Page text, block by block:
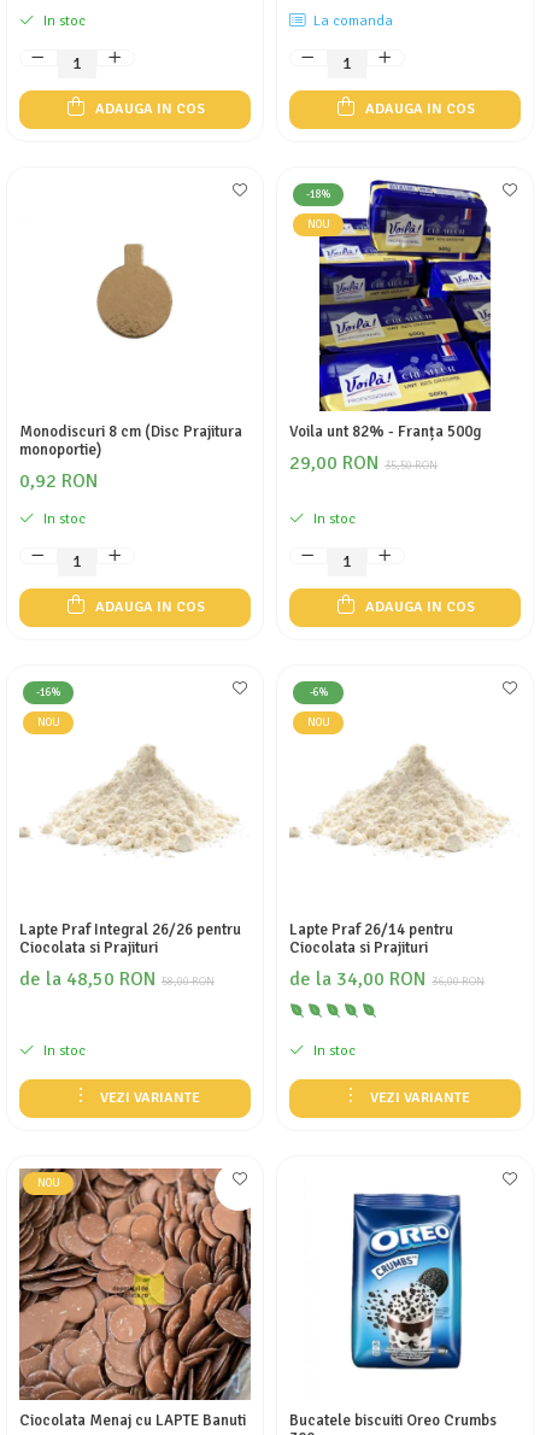
In stoc
ADAUGA IN COS
La comanda
ADAUGA IN COS
Monodiscuri 8 cm (Disc Prajitura
monoportie)
0,92 RON
In stoc
ADAUGA IN COS
-18%
NOU
Voila unt 82% - Franța 500g
35,50 RON
29,00 RON
In stoc
ADAUGA IN COS
-16%
NOU
Lapte Praf Integral 26/26 pentru
Ciocolata si Prajituri
58,00 RON
de la 48,50 RON
In stoc
VEZI VARIANTE
-6%
NOU
Lapte Praf 26/14 pentru
Ciocolata si Prajituri
36,00 RON
de la 34,00 RON
In stoc
VEZI VARIANTE
NOU
Ciocolata Menaj cu LAPTE Banuti
Bucatele biscuiti Oreo Crumbs